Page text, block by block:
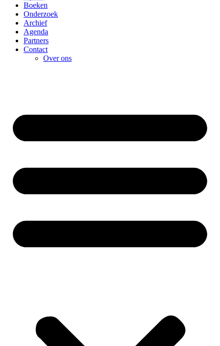
Boeken
Onderzoek
Archief
Agenda
Partners
Contact
Over ons